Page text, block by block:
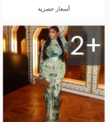
أسعار حصرية
2+